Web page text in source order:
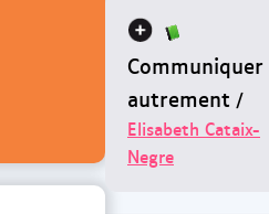
Communiquer
autrement /
Elisabeth Cataix-
Negre